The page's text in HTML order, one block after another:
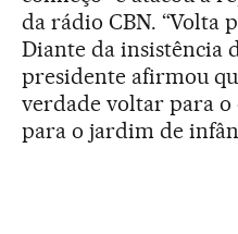
da rádio CBN. “Volta
Diante da insistência
presidente afirmou
verdade voltar para
para o jardim de